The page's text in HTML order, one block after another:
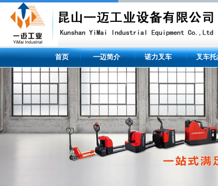
首页 一迈简介 诺力叉车 叉车托